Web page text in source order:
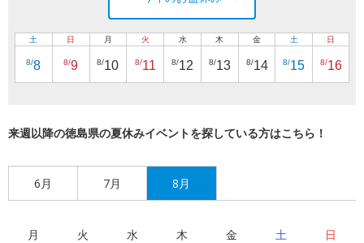
土
8/8
日
8/9
月
8/10
火
8/11
水
8/12
木
8/13
金
8/14
土
8/15
日
8/16
来週以降の徳島県の夏休みイベントを探している方はこちら！
6月 7月 8月
月 火 水 木 金 土 日